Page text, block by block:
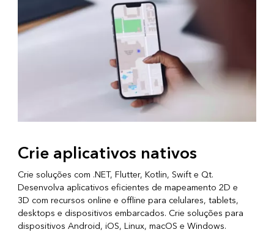
Crie aplicativos nativos
Crie soluções com .NET, Flutter, Kotlin, Swift e Qt.
Desenvolva aplicativos eficientes de mapeamento 2D e
3D com recursos online e offline para celulares, tablets,
desktops e dispositivos embarcados. Crie soluções para
dispositivos Android, iOS, Linux, macOS e Windows.